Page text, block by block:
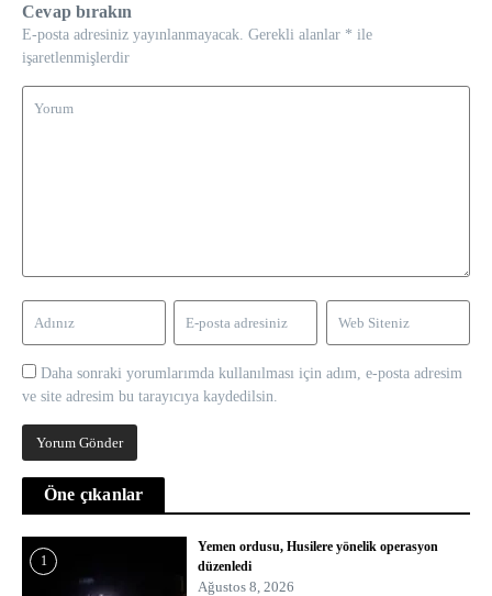
Cevap bırakın
E-posta adresiniz yayınlanmayacak. Gerekli alanlar * ile
işaretlenmişlerdir
Daha sonraki yorumlarımda kullanılması için adım, e-posta adresim
ve site adresim bu tarayıcıya kaydedilsin.
Öne çıkanlar
1
Yemen ordusu, Husilere yönelik operasyon
düzenledi
Ağustos 8, 2026